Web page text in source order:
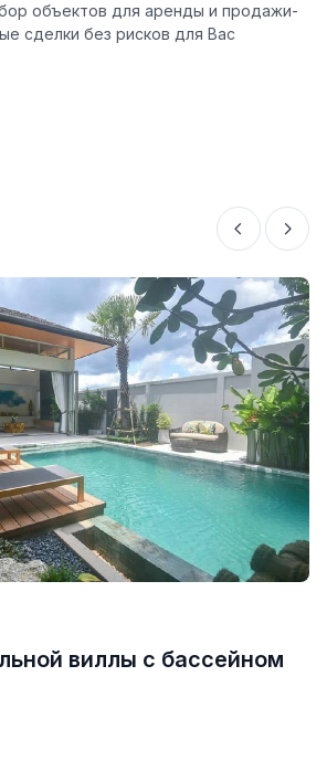
объектов для аренды и продажи-
сделки без рисков для Вас
виллы с бассейном